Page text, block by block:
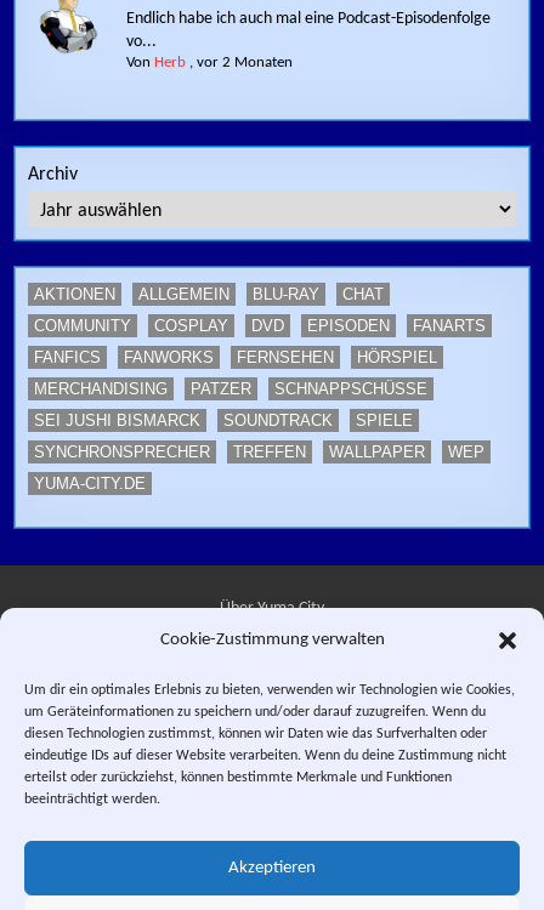
Cookie-Zustimmung verwalten
Um dir ein optimales Erlebnis zu bieten, verwenden wir Technologien wie Cookies,
um Geräteinformationen zu speichern und/oder darauf zuzugreifen. Wenn du
diesen Technologien zustimmst, können wir Daten wie das Surfverhalten oder
eindeutige IDs auf dieser Website verarbeiten. Wenn du deine Zustimmung nicht
erteilst oder zurückziehst, können bestimmte Merkmale und Funktionen
beeinträchtigt werden.
Akzeptieren
Endlich habe ich auch mal eine Podcast-Episodenfolge
vo...
Von Herb ,vor 2 Monaten
Archiv
AKTIONEN ALLGEMEIN BLU-RAY
CHAT
COMMUNITY
COSPLAY DVD EPISODEN
FANARTS
FANFICS
FANWORKS FERNSEHEN
HÖRSPIEL
MERCHANDISING
PATZER
SCHNAPPSCHÜSSE
SEI JUSHI BISMARCK
SOUNDTRACK
SPIELE
SYNCHRONSPRECHER
TREFFEN WALLPAPER
WEP
YUMA-CITY.DE
Über Yuma City
Datenschutzerklärung
Impressum
Instagram
E-Mail
RSS-Feed